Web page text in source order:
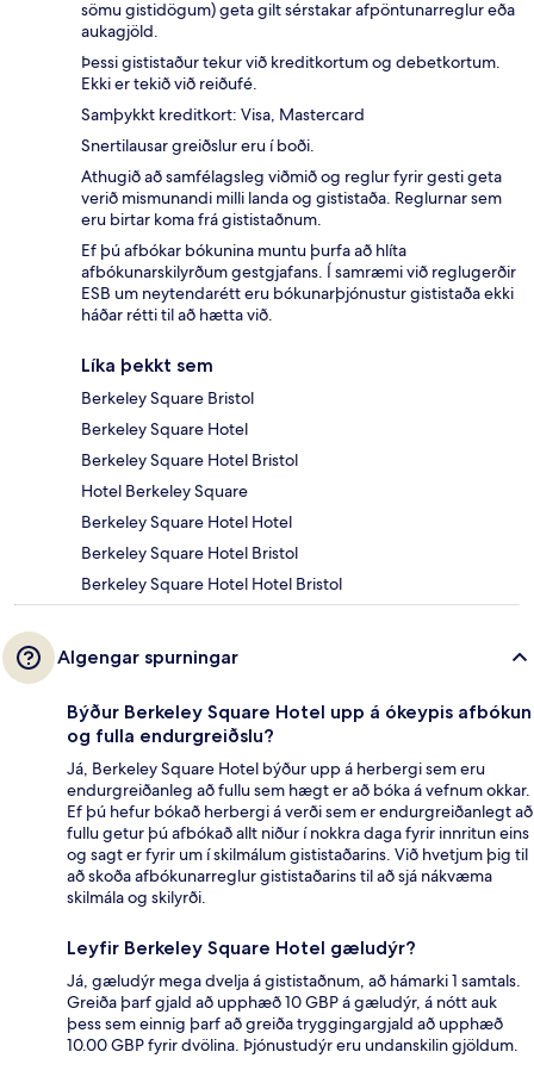
sömu gistidögum) geta gilt sérstakar afpöntunarreglur eða
aukagjöld.
Þessi gististaður tekur við kreditkortum og debetkortum.
Ekki er tekið við reiðufé.
Samþykkt kreditkort: Visa, Mastercard
Snertilausar greiðslur eru í boði.
Athugið að samfélagsleg viðmið og reglur fyrir gesti geta
verið mismunandi milli landa og gististaða. Reglurnar sem
eru birtar koma frá gististaðnum.
Ef þú afbókar bókunina muntu þurfa að hlíta
afbókunarskilyrðum gestgjafans. Í samræmi við reglugerðir
ESB um neytendarétt eru bókunarþjónustur gististaða ekki
háðar rétti til að hætta við.
Líka þekkt sem
Berkeley Square Bristol
Berkeley Square Hotel
Berkeley Square Hotel Bristol
Hotel Berkeley Square
Berkeley Square Hotel Hotel
Berkeley Square Hotel Bristol
Berkeley Square Hotel Hotel Bristol
Algengar spurningar
Býður Berkeley Square Hotel upp á ókeypis afbókun
og fulla endurgreiðslu?
Já, Berkeley Square Hotel býður upp á herbergi sem eru
endurgreiðanleg að fullu sem hægt er að bóka á vefnum okkar.
Ef þú hefur bókað herbergi á verði sem er endurgreiðanlegt að
fullu getur þú afbókað allt niður í nokkra daga fyrir innritun eins
og sagt er fyrir um í skilmálum gististaðarins. Við hvetjum þig til
að skoða afbókunarreglur gististaðarins til að sjá nákvæma
skilmála og skilyrði.
Leyfir Berkeley Square Hotel gæludýr?
Já, gæludýr mega dvelja á gististaðnum, að hámarki 1 samtals.
Greiða þarf gjald að upphæð 10 GBP á gæludýr, á nótt auk
þess sem einnig þarf að greiða tryggingargjald að upphæð
10.00 GBP fyrir dvölina. Þjónustudýr eru undanskilin gjöldum.